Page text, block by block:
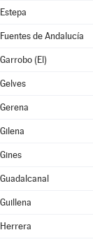
Estepa
Fuentes de Andalucía
Garrobo (El)
Gelves
Gerena
Gilena
Gines
Guadalcanal
Guillena
Herrera